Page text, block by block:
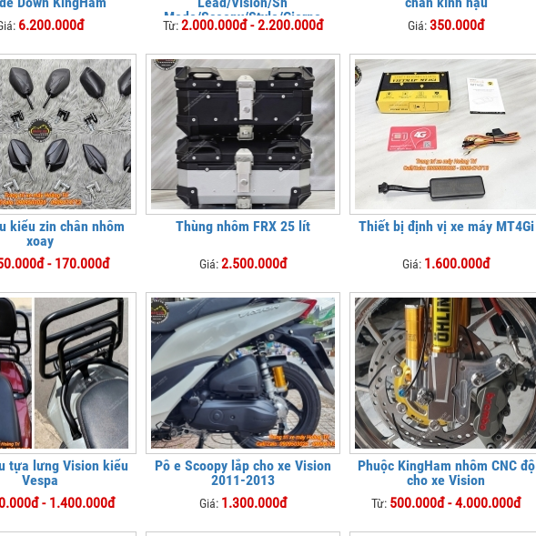
6.200.000đ
Mode/Scoopy/Stylo/Giorno
Từ:2.000.000đ - 2.200.000đ Giá:350.000đ
kiểu zin chân nhôm
xoay
- 170.000đ
Thùng nhôm FRX 25 lít
Giá:2.500.000đ
Thiết bị định vị xe máy MT4Gi
Giá: 1.600.000đ
tựa lưng Vision kiểu
Vespa
- 1.400.000đ
Pô e Scoopy lắp cho xe Vision
2011-2013
Giá: 1.300.000đ
Phuộc KingHam nhôm CNC độ
cho xe Vision
Từ: 500.000đ - 4.000.000đ